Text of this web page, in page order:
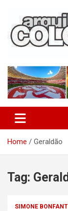
content
Home Geraldão
Tag:
SIMONE